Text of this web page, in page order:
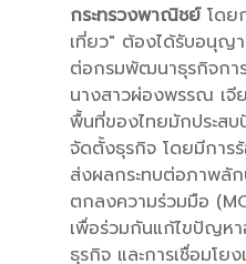
กระทรวงพาณิชย์โดย
เที่ยว" ต้องได้รับอนุญ
ต่อกรมพัฒนาธุรกิจกา
นางสาวผ่องพรรณ เจี
พื้นที่ของไทยมักประสบ
จัดตั้งธุรกิจ โดยมีการ
ส่งผลกระทบต่อภาพลั
ตกลงความร่วมมือ
เพื่อร่วมกันแก้ไขปัญห
ธุรกิจ และการเชื่อมโย